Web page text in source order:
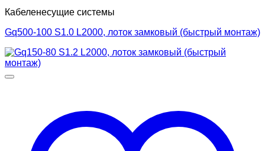
Кабеленесущие системы
Gq500-100 S1.0 L2000, лоток замковый (быстрый монтаж)